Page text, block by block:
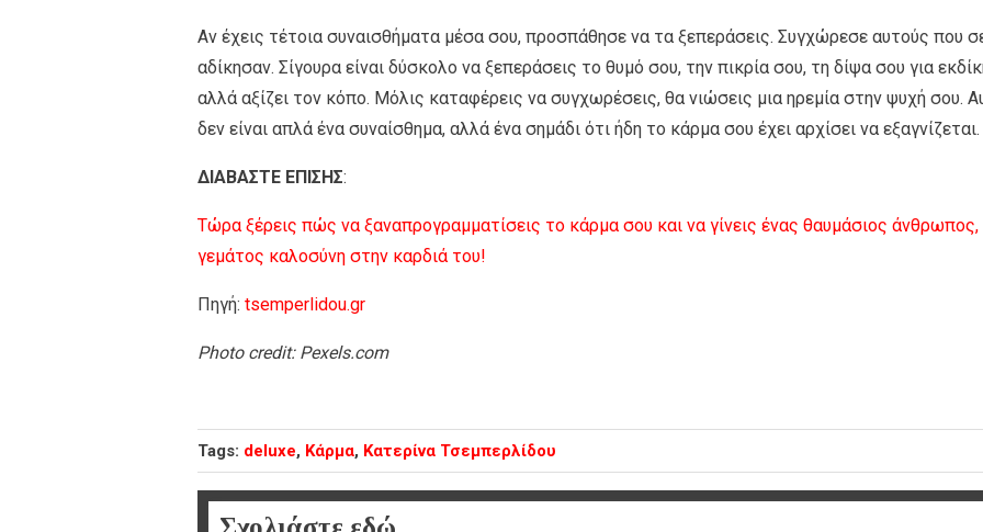
Αν έχεις τέτοια συναισθήματα μέσα σου, προσπάθησε να τα ξεπεράσεις. Συγχώρεσε αυτούς που
αδίκησαν. Σίγουρα είναι δύσκολο να ξεπεράσεις το θυμό σου, την πικρία σου, τη δίψα σου για
αλλά αξίζει τον κόπο. Μόλις καταφέρεις να συγχωρέσεις, θα νιώσεις μια ηρεμία στην ψυχή σου.
δεν είναι απλά ένα συναίσθημα, αλλά ένα σημάδι ότι ήδη το κάρμα σου έχει αρχίσει να εξαγνίζεται.
ΔΙΑΒΑΣΤΕ ΕΠΙΣΗΣ:
Τώρα ξέρεις πώς να ξαναπρογραμματίσεις το κάρμα σου και να γίνεις ένας θαυμάσιος άνθρωπος,
γεμάτος καλοσύνη στην καρδιά του!
Πηγή: tsemperlidou.gr
Photo credit: Pexels.com
Tags: deluxe, Κάρμα, Κατερίνα Τσεμπερλίδου